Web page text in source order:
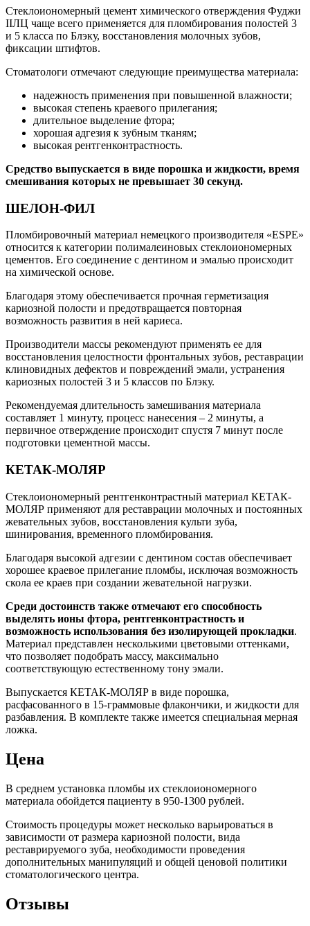
Стеклоиономерный цемент химического отверждения Фуджи
IIЛЦ чаще всего применяется для пломбирования полостей 3
и 5 класса по Блэку, восстановления молочных зубов,
фиксации штифтов.
Стоматологи отмечают следующие преимущества материала:
надежность применения при повышенной влажности;
высокая степень краевого прилегания;
длительное выделение фтора;
хорошая адгезия к зубным тканям;
высокая рентгенконтрастность.
Средство выпускается в виде порошка и жидкости, время
смешивания которых не превышает 30 секунд.
ШЕЛОН-ФИЛ
Пломбировочный материал немецкого производителя «ESPE»
относится к категории полималеиновых стеклоиономерных
цементов. Его соединение с дентином и эмалью происходит
на химической основе.
Благодаря этому обеспечивается прочная герметизация
кариозной полости и предотвращается повторная
возможность развития в ней кариеса.
Производители массы рекомендуют применять ее для
восстановления целостности фронтальных зубов, реставрации
клиновидных дефектов и повреждений эмали, устранения
кариозных полостей 3 и 5 классов по Блэку.
Рекомендуемая длительность замешивания материала
составляет 1 минуту, процесс нанесения – 2 минуты, а
первичное отверждение происходит спустя 7 минут после
подготовки цементной массы.
КЕТАК-МОЛЯР
Стеклоиономерный рентгенконтрастный материал КЕТАК-
МОЛЯР применяют для реставрации молочных и постоянных
жевательных зубов, восстановления культи зуба,
шинирования, временного пломбирования.
Благодаря высокой адгезии с дентином состав обеспечивает
хорошее краевое прилегание пломбы, исключая возможность
скола ее краев при создании жевательной нагрузки.
Среди достоинств также отмечают его способность
выделять ионы фтора, рентгенконтрастность и
возможность использования без изолирующей прокладки.
Материал представлен несколькими цветовыми оттенками,
что позволяет подобрать массу, максимально
соответствующую естественному тону эмали.
Выпускается КЕТАК-МОЛЯР в виде порошка,
расфасованного в 15-граммовые флакончики, и жидкости для
разбавления. В комплекте также имеется специальная мерная
ложка.
Цена
В среднем установка пломбы их стеклоиономерного
материала обойдется пациенту в 950-1300 рублей.
Стоимость процедуры может несколько варьироваться в
зависимости от размера кариозной полости, вида
реставрируемого зуба, необходимости проведения
дополнительных манипуляций и общей ценовой политики
стоматологического центра.
Отзывы